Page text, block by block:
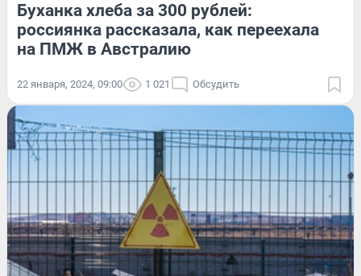
Буханка хлеба за 300 рублей:
россиянка рассказала, как переехала
на ПМЖ в Австралию
22 января, 2024, 09:00 1 021 Обсудить